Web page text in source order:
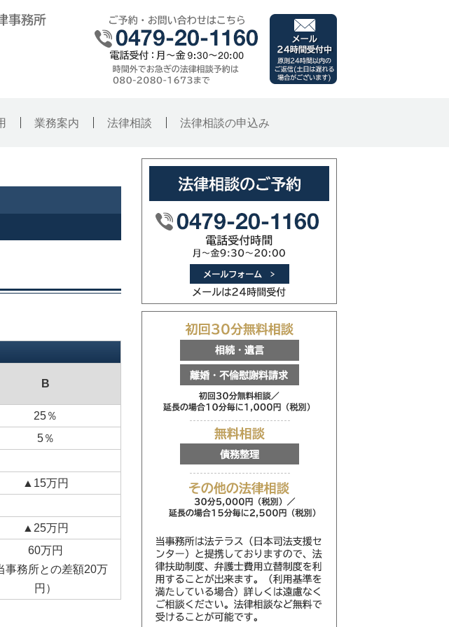
ハレノヒ法律事務所・銚子総合法律事務所
業務案内 法律相談 法律相談の申込み
B
25％
5％
▲15万円
▲25万円
60万円
事務所との差額20万
円）